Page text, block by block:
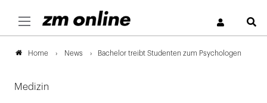
Home News Bachelor treibt Studenten zum Psychologen
Medizin